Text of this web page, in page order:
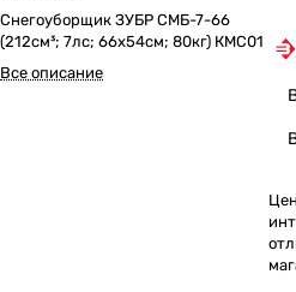
Снегоуборщик ЗУБР СМБ-7-66
(212см³; 7лс; 66х54см; 80кг) КМС01
Все описание